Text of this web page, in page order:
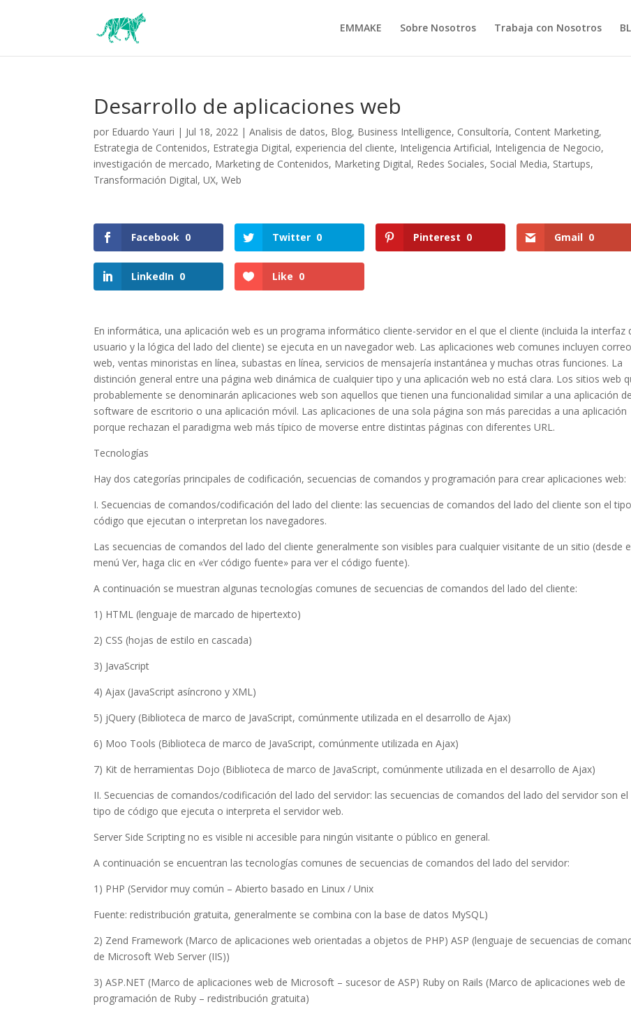
EMMAKE Sobre Nosotros Trabaja con Nosotros
Desarrollo de aplicaciones web
por Eduardo Yauri | Jul 18, 2022 |Analisis de datos, Blog, Business Intelligence, Consultoría, Content Marketing,
Estrategia de Contenidos, Estrategia Digital, experiencia del cliente, Inteligencia Artificial, Inteligencia de Negocio,
investigación de mercado, Marketing de Contenidos, Marketing Digital, Redes Sociales, Social Media, Startups,
Transformación Digital,UX,Web
Facebook 0 Twitter 0 Pinterest 0 Gmail 0
LinkedIn 0 Like 0
En informática, una aplicación web es un programa informático cliente-servidor en el que el cliente (incluida la interfaz
usuario y la lógica del lado del cliente) se ejecuta en un navegador web. Las aplicaciones web comunes incluyen correo
web, ventas minoristas en línea, subastas en línea, servicios de mensajería instantánea y muchas otras funciones. La
distinción general entre una página web dinámica de cualquier tipo y una aplicación web no está clara. Los sitios web
probablemente se denominarán aplicaciones web son aquellos que tienen una funcionalidad similar a una aplicación de
software de escritorio o una aplicación móvil. Las aplicaciones de una sola página son más parecidas a una aplicación
porque rechazan el paradigma web más típico de moverse entre distintas páginas con diferentes URL.
Tecnologías
Hay dos categorías principales de codificación, secuencias de comandos y programación para crear aplicaciones web:
I. Secuencias de comandos/codificación del lado del cliente: las secuencias de comandos del lado del cliente son el
código que ejecutan o interpretan los navegadores.
Las secuencias de comandos del lado del cliente generalmente son visibles para cualquier visitante de un sitio (desde
menú Ver, haga clic en «Ver código fuente» para ver el código fuente).
A continuación se muestran algunas tecnologías comunes de secuencias de comandos del lado del cliente:
1) HTML (lenguaje de marcado de hipertexto)
2) CSS (hojas de estilo en cascada)
3) JavaScript
4) Ajax (JavaScript asíncrono y XML)
5) jQuery (Biblioteca de marco de JavaScript, comúnmente utilizada en el desarrollo de Ajax)
6) Moo Tools (Biblioteca de marco de JavaScript, comúnmente utilizada en Ajax)
7) Kit de herramientas Dojo (Biblioteca de marco de JavaScript, comúnmente utilizada en el desarrollo de Ajax)
II. Secuencias de comandos/codificación del lado del servidor: las secuencias de comandos del lado del servidor son el
tipo de código que ejecuta o interpreta el servidor web.
Server Side Scripting no es visible ni accesible para ningún visitante o público en general.
A continuación se encuentran las tecnologías comunes de secuencias de comandos del lado del servidor:
1) PHP (Servidor muy común – Abierto basado en Linux / Unix
Fuente: redistribución gratuita, generalmente se combina con la base de datos MySQL)
2) Zend Framework (Marco de aplicaciones web orientadas a objetos de PHP) ASP (lenguaje de secuencias de
de Microsoft Web Server (IIS))
3) ASP.NET (Marco de aplicaciones web de Microsoft – sucesor de ASP) Ruby on Rails (Marco de aplicaciones web de
programación de Ruby – redistribución gratuita)